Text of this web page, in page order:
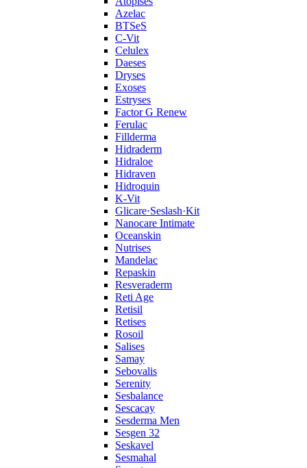
Azelac
BTSeS
C‑Vit
Celulex
Daeses
Dryses
Exoses
Estryses
Factor G Renew
Ferulac
Fillderma
Hidraderm
Hidraloe
Hidraven
Hidroquin
K-Vit
Glicare·Seslash·Kit
Nanocare Intimate
Oceanskin
Nutrises
Mandelac
Repaskin
Resveraderm
Reti Age
Retisil
Retises
Rosoil
Salises
Samay
Sebovalis
Serenity
Sesbalance
Sescacay
Sesderma Men
Sesgen 32
Seskavel
Sesmahal